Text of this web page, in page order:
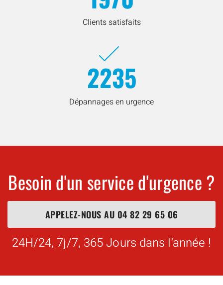
Clients satisfaits
2235
Dépannages en urgence
Besoin d'un service d'urgence ?
APPELEZ-NOUS AU 04 82 29 65 06
24H/24, 7j/7, 365 Jours dans l'année !